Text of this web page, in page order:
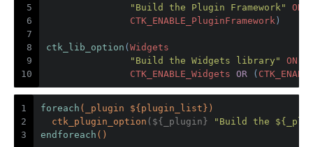
5
6
7
8
9
10
"Build the Plugin Framework"
ON
CTK_ENABLE_PluginFramework )
ctk_lib_option ( Widgets
"Build the Widgets library"
ON
CTK_ENABLE_Widgets OR (
1
2
3
foreach (_plugin ${plugin_list})
ctk_plugin_option (${_plugin}
"Build the
endforeach ()